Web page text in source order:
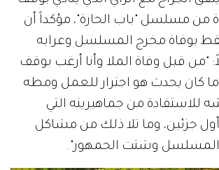
من مسلسل "باب الحارة"، مؤكداً أن
فقط بوفاة مخرج المسلسل وعرابه
"من قبل وفاة الملا وأنا أرغب بوقف
كان يحدث هو اجترار للعمل ومطه
للاستفادة من جماهيريته التي
جزئين، وما تلا ذلك من مشاكل
وشتت الجمهور".